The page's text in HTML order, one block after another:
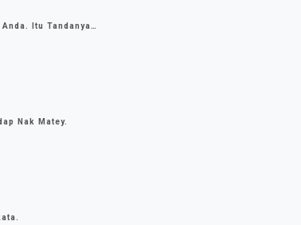
Itu Tandanya…
Nak Matey.